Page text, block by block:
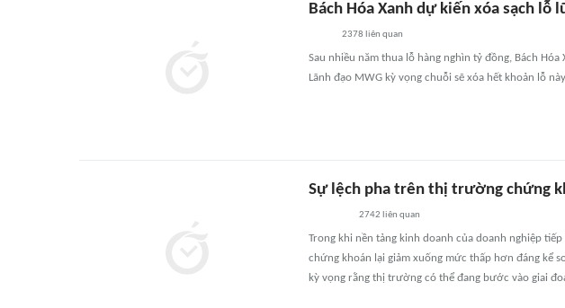
Bách Hóa Xanh dự kiến xóa sạch lỗ
2378 liên quan
Sau nhiều năm thua lỗ hàng nghìn tỷ đồng, Bách
Lãnh đạo MWG kỳ vọng chuỗi sẽ xóa hết khoản lỗ
Sự lệch pha trên thị trường chứng
2742 liên quan
Trong khi nền tảng kinh doanh của doanh nghiệp
chứng khoán lại giảm xuống mức thấp hơn đáng kể
kỳ vọng rằng thị trường có thể đang bước vào giai